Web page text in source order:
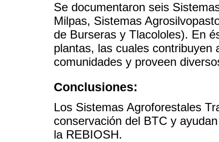
Se documentaron seis
Milpas, Sistemas
de Burseras y Tlacololes). En
plantas, las cuales contribuyen
comunidades y proveen
Conclusiones:
Los Sistemas Agroforestales
conservación del BTC y
la REBIOSH.